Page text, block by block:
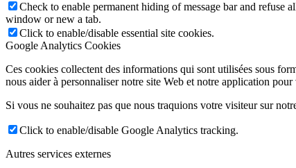
Check to enable permanent hiding of message bar and
window or new a tab.
Click to enable/disable essential site cookies.
Google Analytics Cookies
Ces cookies collectent des informations qui sont utilisées sous
nous aider à personnaliser notre site Web et notre application
Si vous ne souhaitez pas que nous traquions votre visiteur sur
Click to enable/disable Google Analytics tracking.
Autres services externes